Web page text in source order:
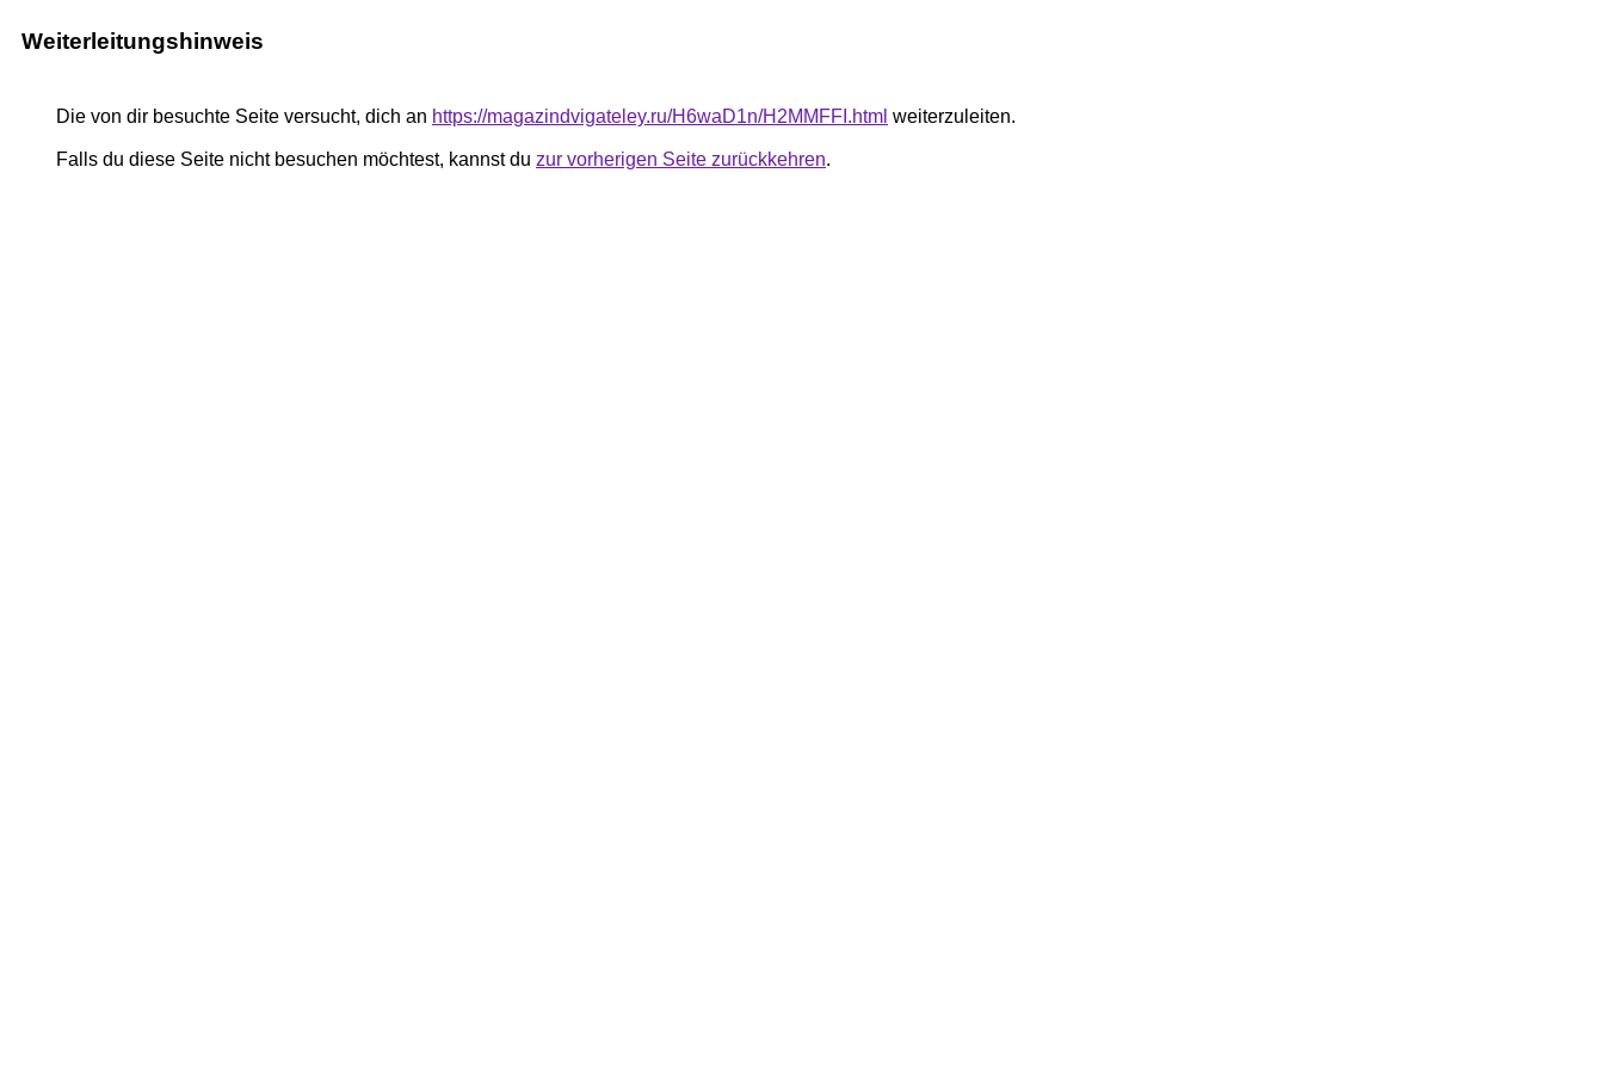
Weiterleitungshinweis
Die von dir besuchte Seite versucht, dich an https://magazindvigateley.ru/H6waD1n/H2MMFFI.html weiterzuleiten.
Falls du diese Seite nicht besuchen möchtest, kannst du zur vorherigen Seite zurückkehren.